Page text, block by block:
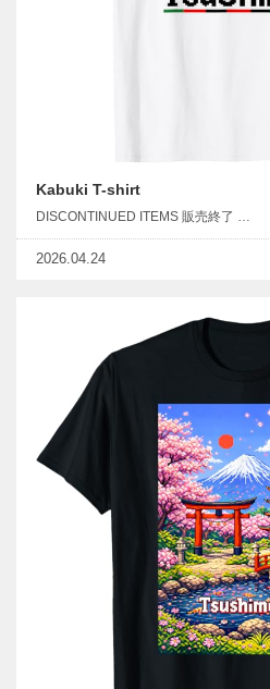
Kabuki T-shirt
DISCONTINUED ITEMS 販売終了 …
2026.04.24